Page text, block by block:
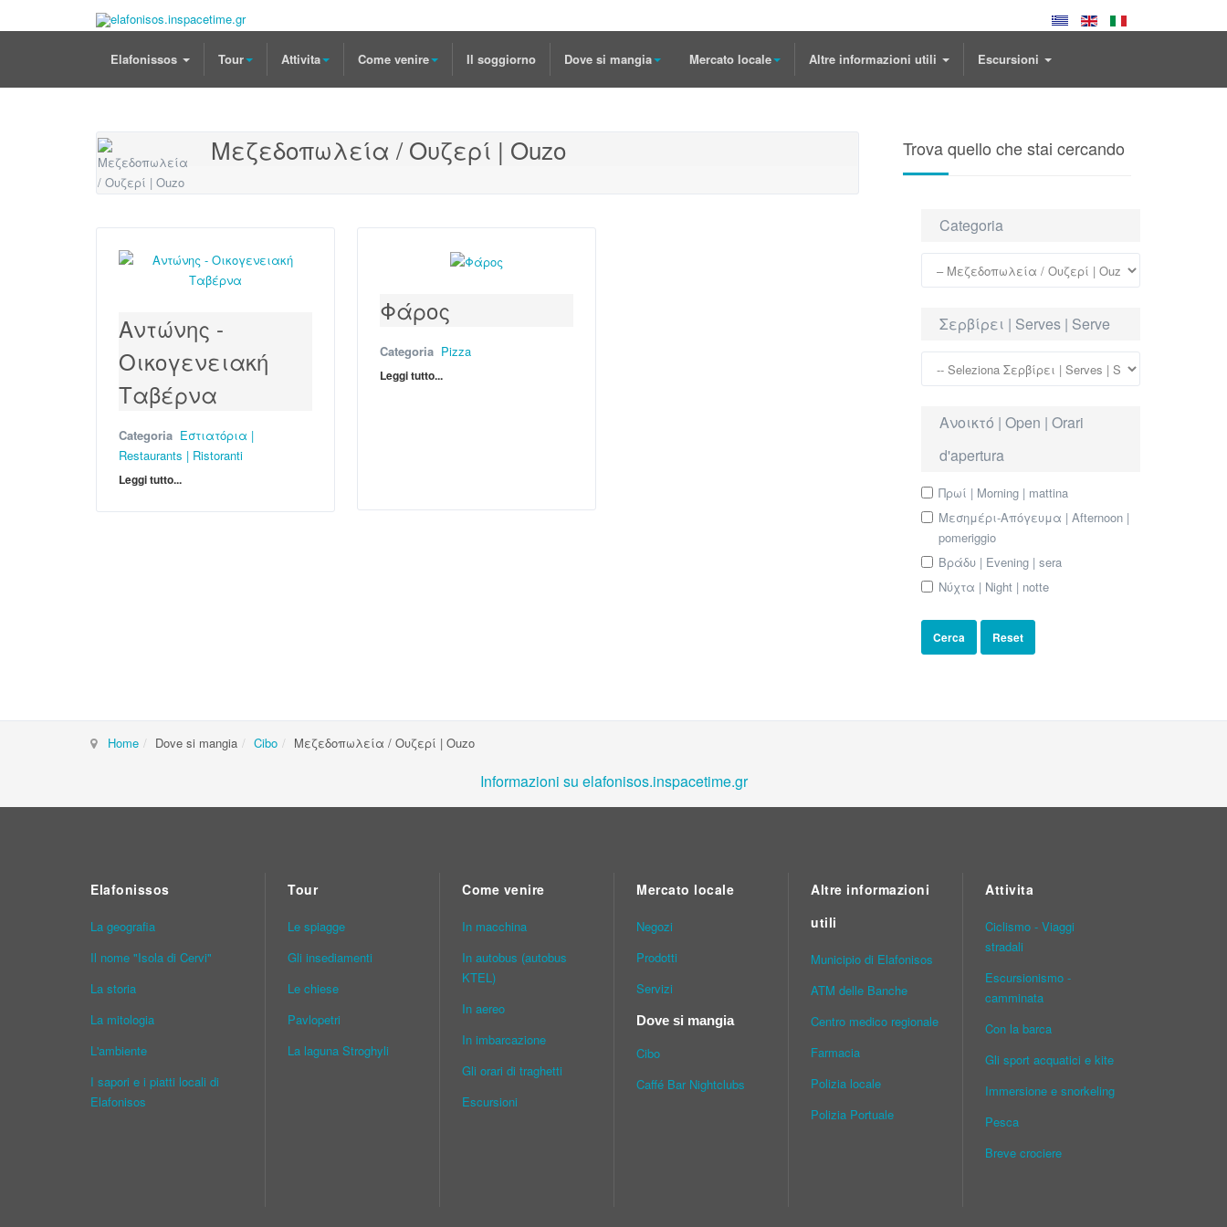
Elafonissos Tour Attivita Come venire Il soggiorno Dove si mangia Mercato locale Altre informazioni utili Escursioni
Μεζεδοπωλεία / Ουζερί | Ouzo
Αντώνης -
Οικογενειακή
Ταβέρνα
Categoria Εστιατόρια |
Restaurants | Ristoranti
Leggi tutto...
Φάρος
Categoria Pizza
Leggi tutto...
Trova quello che stai cercando
Categoria
Σερβίρει | Serves | Serve
Ανοικτό | Open | Orari
d'apertura
Πρωί | Morning | mattina
Μεσημέρι-Απόγευμα | Afternoon |
pomeriggio
Βράδυ | Evening | sera
Νύχτα | Night | notte
Home Dove si mangia Cibo Μεζεδοπωλεία / Ουζερί | Ouzo
Informazioni su elafonisos.inspacetime.gr
Elafonissos
La geografia
Il nome "Isola di Cervi"
La storia
La mitologia
L'ambiente
I sapori e i piatti locali di
Elafonisos
Tour
Le spiagge
Gli insediamenti
Le chiese
Pavlopetri
La laguna Stroghyli
Come venire
In macchina
In autobus (autobus
KTEL)
In aereo
In imbarcazione
Gli orari di traghetti
Escursioni
Mercato locale
Νegozi
Prodotti
Servizi
Dove si mangia
Cibo
Caffé Bar Nightclubs
Altre informazioni
utili
Municipio di Elafonisos
ATM delle Banche
Centro medico regionale
Farmacia
Polizia locale
Polizia Portuale
Attivita
Ciclismo - Viaggi
stradali
Escursionismo -
camminata
Con la barca
Gli sport acquatici e kite
Immersione e snorkeling
Pesca
Breve crociere